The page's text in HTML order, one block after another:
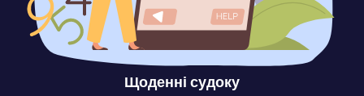
Щоденні судоку